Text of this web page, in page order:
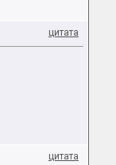
цитата
цитата